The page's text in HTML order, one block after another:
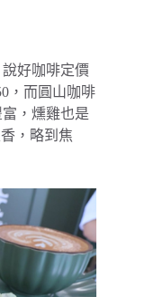
好咖啡定價
，而圓山咖啡
富，燻雞也是
，略到焦